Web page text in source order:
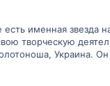
именная звезда
творческую
Украина.